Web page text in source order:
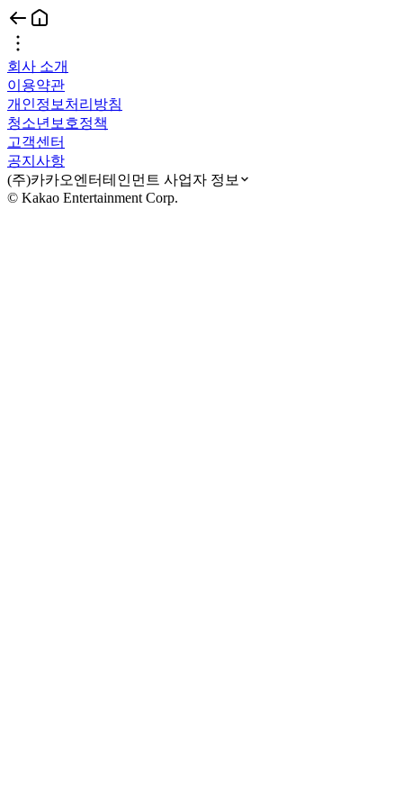
회사 소개
이용약관
개인정보처리방침
청소년보호정책
고객센터
공지사항
(주)카카오엔터테인먼트 사업자 정보
© Kakao Entertainment Corp.